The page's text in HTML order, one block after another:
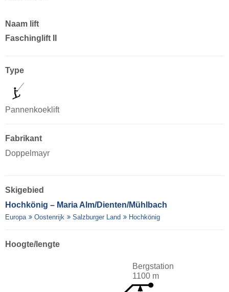
Naam lift
Faschinglift II
Type
Pannenkoeklift
Fabrikant
Doppelmayr
Skigebied
Hochkönig – Maria Alm/​Dienten/​Mühlbach
Europa Oostenrijk Salzburger Land Hochkönig
Hoogte/lengte
Bergstation
1100 m